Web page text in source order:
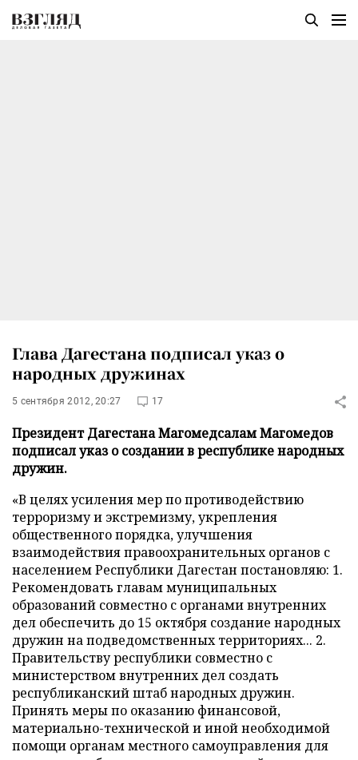
Глава Дагестана подписал указ о
народных дружинах
5 сентября 2012, 20:27 17
Президент Дагестана Магомедсалам Магомедов
подписал указ о создании в республике народных
дружин.
«В целях усиления мер по противодействию
терроризму и экстремизму, укрепления
общественного порядка, улучшения
взаимодействия правоохранительных органов с
населением Республики Дагестан постановляю: 1.
Рекомендовать главам муниципальных
образований совместно с органами внутренних
дел обеспечить до 15 октября создание народных
дружин на подведомственных территориях... 2.
Правительству республики совместно с
министерством внутренних дел создать
республиканский штаб народных дружин.
Принять меры по оказанию финансовой,
материально-технической и иной необходимой
помощи органам местного самоуправления для